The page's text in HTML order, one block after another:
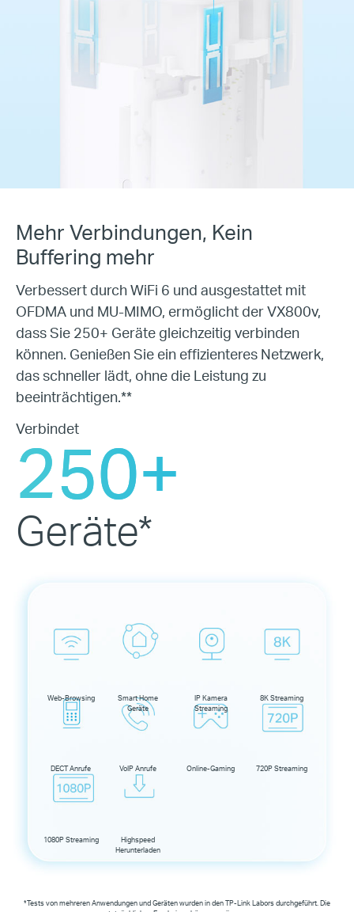
Mehr Verbindungen, Kein
Buffering mehr
Verbessert durch WiFi 6 und ausgestattet mit
OFDMA und MU-MIMO, ermöglicht der VX800v,
dass Sie 250+ Geräte gleichzeitig verbinden
können. Genießen Sie ein effizienteres Netzwerk,
das schneller lädt, ohne die Leistung zu
beeinträchtigen.**
Verbindet
250+
Geräte*
Web-Browsing
Smart Home
Geräte
IP Kamera
Streaming
8K Streaming
DECT Anrufe VoIP Anrufe Online-Gaming 720P Streaming
1080P Streaming
Highspeed
Herunterladen
*Tests von mehreren Anwendungen und Geräten wurden in denTP-LinkLabors durchgeführt. Die